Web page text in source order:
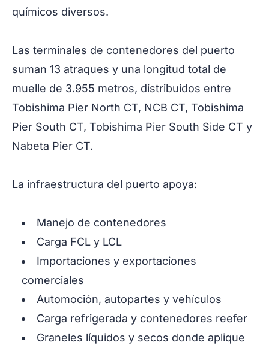
químicos diversos.
Las terminales de contenedores del puerto
suman 13 atraques y una longitud total de
muelle de 3.955 metros, distribuidos entre
Tobishima Pier North CT, NCB CT, Tobishima
Pier South CT, Tobishima Pier South Side CT y
Nabeta Pier CT.
La infraestructura del puerto apoya:
Manejo de contenedores
Carga FCL y LCL
Importaciones y exportaciones
comerciales
Automoción, autopartes y vehículos
Carga refrigerada y contenedores reefer
Graneles líquidos y secos donde aplique